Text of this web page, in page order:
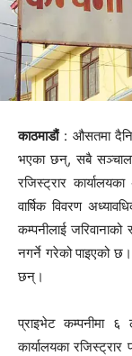
काठमाडौं: औसतमा
भएका छन्, सबै
रजिस्ट्रार
वार्षिक विवरण
कम्पनीलाई
नगर्ने गरेको पाइएको
छन्।
प्राइभेट कम्पनीमा
कार्यालयका